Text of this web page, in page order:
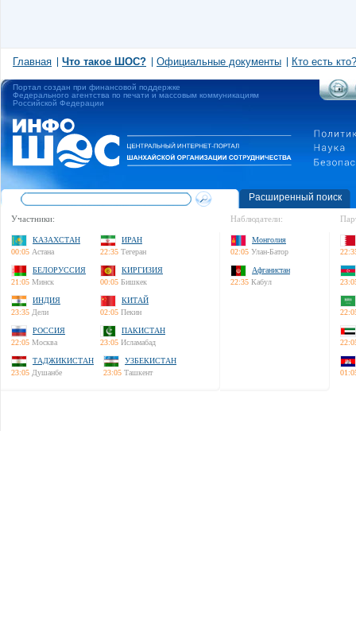
Главная Что такое ШОС? Официальные документы Кто есть кто?
Портал создан при финансовой поддержке
Федерального агентства по печати и массовым коммуникациям
Российской Федерации
Расширенный поиск
Участники:
КАЗАХСТАН
00:05 Астана
ИРАН
22:35 Тегеран
БЕЛОРУССИЯ
21:05 Минск
КИРГИЗИЯ
00:05 Бишкек
ИНДИЯ
23:35 Дели
КИТАЙ
02:05 Пекин
РОССИЯ
22:05 Москва
ПАКИСТАН
23:05 Исламабад
ТАДЖИКИСТАН
23:05 Душанбе
УЗБЕКИСТАН
23:05 Ташкент
Наблюдатели:
Монголия
02:05 Улан-Батор
Афганистан
22:35 Кабул